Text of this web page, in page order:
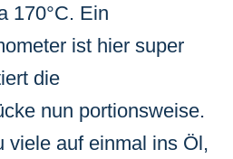
170°C. Ein
ist hier super
die
nun portionsweise.
viele auf einmal ins Öl,